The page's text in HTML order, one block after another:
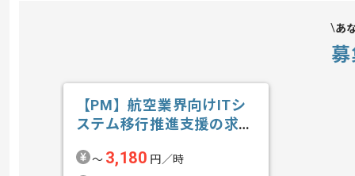
あ
【PM】航空業界向けITシ
ステム移行推進支援の求
〜 3,180 円／時